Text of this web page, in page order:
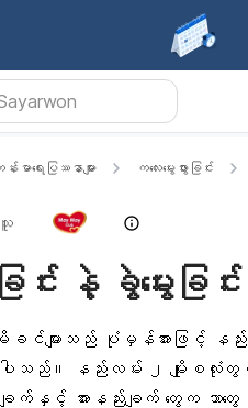
ာရေးပြဿနာများ ကလေးမွေးဖွားခြင်း
သူ
ခြင်း နဲ့ ခွဲမွေးခ
င်များ သည် ပုံမှန်အားဖြင့် နည်းလ
ရှိပါသည်။ နည်းလမ်း ၂ မျိုးစလုံးတွ
သာချက်နှင့် အားနည်းချက် တွေက ဘ